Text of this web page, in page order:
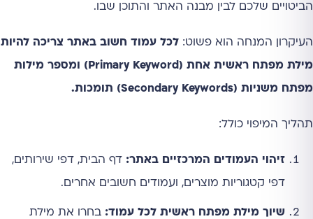
הביטויים שלכם לבין מבנה האתר והתוכן שבו.
העיקרון המנחה הוא פשוט: לכל עמוד חשוב באתר צריכה להיות
מילת מפתח ראשית אחת (Primary Keyword) ומספר מילות
מפתח משניות (Secondary Keywords) תומכות.
תהליך המיפוי כולל:
זיהוי העמודים המרכזיים באתר: דף הבית, דפי שירותים,
דפי קטגוריות מוצרים, ועמודים חשובים אחרים.
שיוך מילת מפתח ראשית לכל עמוד: בחרו את מילת